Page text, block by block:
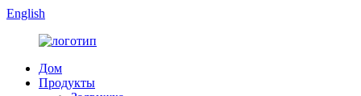
English
Дом
Продукты